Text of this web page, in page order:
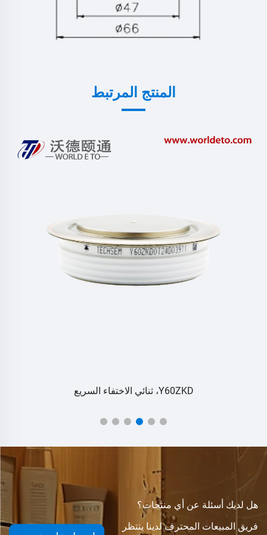
المنتج المرتبط
Y60ZKD، ثنائي الاختفاء السريع
هل لديك أسئلة عن أي منتجات؟
فريق المبيعات المحترف لدينا ينتظر